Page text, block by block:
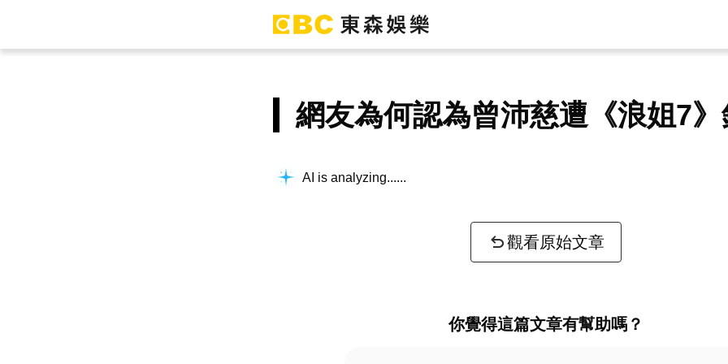
網友為何認為曾沛慈遭《浪姐7
AI is analyzing...
觀看原始文章
你覺得這篇文章有幫助嗎？